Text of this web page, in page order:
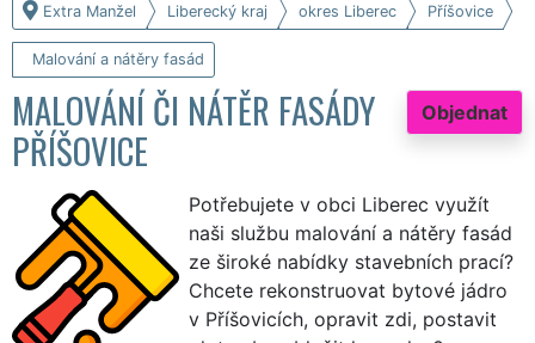
Extra Manžel Liberecký kraj okres Liberec Příšovice
Malování a nátěry fasád
Objednat
MALOVÁNÍ ČI NÁTĚR FASÁDY
PŘÍŠOVICE
Potřebujete v obci Liberec využít
naši službu malování a nátěry fasád
ze široké nabídky stavebních prací?
Chcete rekonstruovat bytové jádro
v Příšovicích, opravit zdi, postavit